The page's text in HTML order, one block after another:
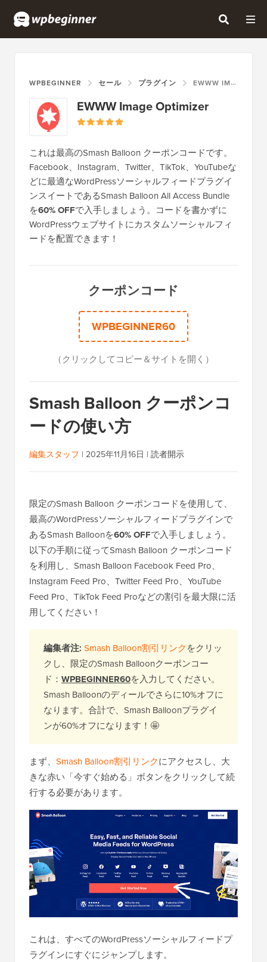
WPBEGINNER セール プラグイン EWWW IMAGE OPTIMIZER
EWWW Image Optimizer
これは最高のSmash Balloon クーポンコードです。
Facebook、Instagram、Twitter、TikTok、YouTubeな
どに最適なWordPressソーシャルフィードプラグイ
ンスイートであるSmash Balloon All Access Bundle
を60% OFFで入手しましょう。コードを書かずに
WordPressウェブサイトにカスタムソーシャルフィ
ードを配置できます！
クーポンコード
WPBEGINNER60
（クリックしてコピー＆サイトを開く）
Smash Balloon クーポンコ
ードの使い方
編集スタッフ | 2025年11月16日 | 読者開示
限定のSmash Balloon クーポンコードを使用して、
最高のWordPressソーシャルフィードプラグインで
あるSmash Balloonを60% OFFで入手しましょう。
以下の手順に従ってSmash Balloon クーポンコード
を利用し、Smash Balloon Facebook Feed Pro、
Instagram Feed Pro、Twitter Feed Pro、YouTube
Feed Pro、TikTok Feed Proなどの割引を最大限に活
用してください！
編集者注: Smash Balloon割引リンクをクリッ
クし、限定のSmash Balloonクーポンコー
ド： WPBEGINNER60を入力してください。
Smash Balloonのディールでさらに10%オフに
なります。合計で、Smash Balloonプラグイ
ンが60%オフになります！🤩
まず、 Smash Balloon割引リンクにアクセスし、大
きな赤い「今すぐ始める」ボタンをクリックして続
行する必要があります。
これは、すべてのWordPressソーシャルフィードプ
ラグインにすぐにジャンプします。